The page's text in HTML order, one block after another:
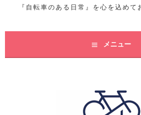
『自転車のある日常』を心を込めて
メニュー